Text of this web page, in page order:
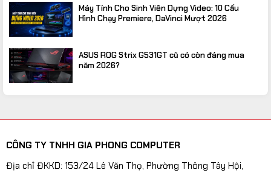
Máy Tính Cho Sinh Viên Dựng Video: 10 Cấu
Hình Chạy Premiere, DaVinci Mượt 2026
ASUS ROG Strix G531GT cũ có còn đáng mua
năm 2026?
CÔNG TY TNHH GIA PHONG COMPUTER
Địa chỉ ĐKKD: 153/24 Lê Văn Thọ, Phường Thông Tây Hội,